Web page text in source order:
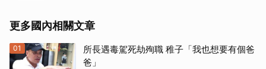
更多國內相關文章
01
所長遇毒駕死劫殉職 稚子「我也想要有個爸
爸」